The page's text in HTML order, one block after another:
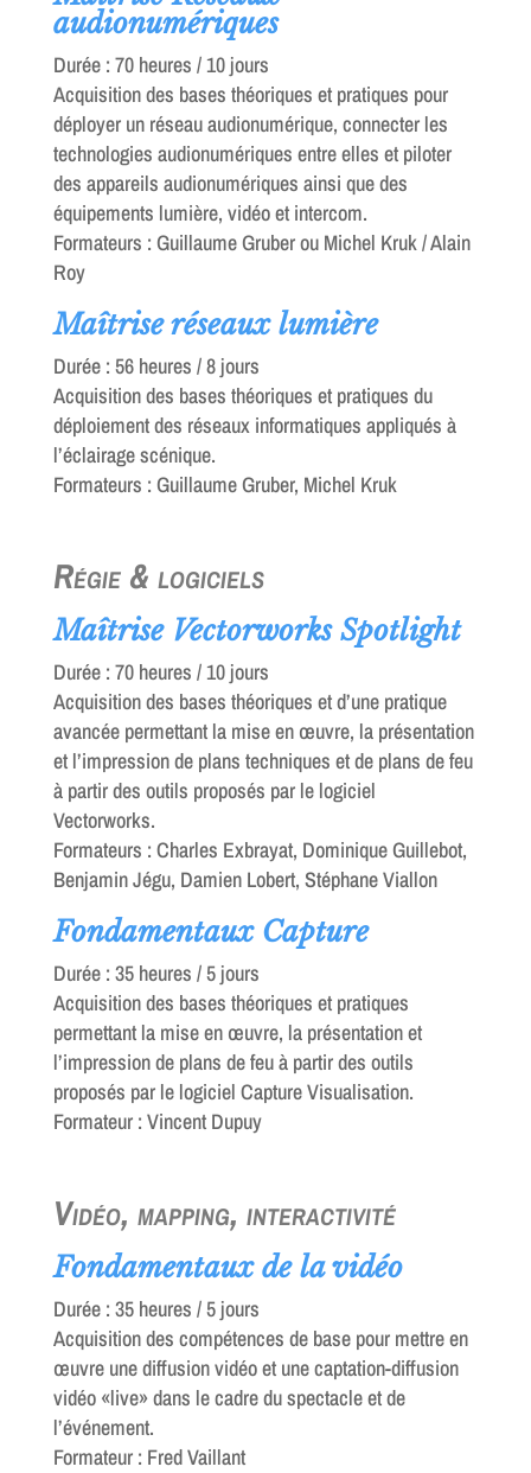
audionumériques
Durée : 70 heures / 10 jours
Acquisition des bases théoriques et pratiques pour
déployer un réseau audionumérique, connecter les
technologies audionumériques entre elles et piloter
des appareils audionumériques ainsi que des
équipements lumière, vidéo et intercom.
Formateurs : Guillaume Gruber ou Michel Kruk / Alain
Roy
Maîtrise réseaux lumière
Durée : 56 heures / 8 jours
Acquisition des bases théoriques et pratiques du
déploiement des réseaux informatiques appliqués à
l’éclairage scénique.
Formateurs : Guillaume Gruber, Michel Kruk
Régie & logiciels
Maîtrise Vectorworks Spotlight
Durée : 70 heures / 10 jours
Acquisition des bases théoriques et d’une pratique
avancée permettant la mise en œuvre, la présentation
et l’impression de plans techniques et de plans de feu
à partir des outils proposés par le logiciel
Vectorworks.
Formateurs : Charles Exbrayat, Dominique Guillebot,
Benjamin Jégu, Damien Lobert, Stéphane Viallon
Fondamentaux Capture
Durée : 35 heures / 5 jours
Acquisition des bases théoriques et pratiques
permettant la mise en œuvre, la présentation et
l’impression de plans de feu à partir des outils
proposés par le logiciel Capture Visualisation.
Formateur : Vincent Dupuy
Vidéo, mapping, interactivité
Fondamentaux de la vidéo
Durée : 35 heures / 5 jours
Acquisition des compétences de base pour mettre en
œuvre une diffusion vidéo et une captation-diffusion
vidéo «live» dans le cadre du spectacle et de
l’événement.
Formateur : Fred Vaillant